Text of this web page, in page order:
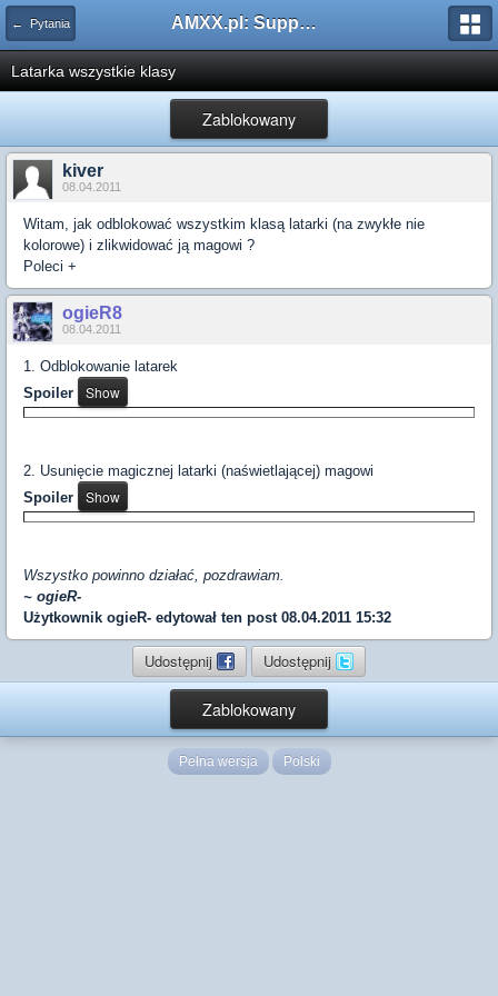
← Pytania AMXX.pl: Support AMX Mod X i SourceMod
Latarka wszystkie klasy
Zablokowany
kiver
08.04.2011
Witam, jak odblokować wszystkim klasą latarki (na zwykłe nie
kolorowe) i zlikwidować ją magowi ?
Poleci +
ogieR8
08.04.2011
1. Odblokowanie latarek
Spoiler
2. Usunięcie magicznej latarki (naświetlającej) magowi
Spoiler
Wszystko powinno działać, pozdrawiam.
~ ogieR-
Użytkownik ogieR- edytował ten post 08.04.2011 15:32
Udostępnij Udostępnij
Zablokowany
Pełna wersja Polski